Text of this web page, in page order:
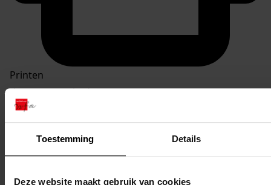
Toestemming Details
Deze website maakt gebruik van cookies
Printen
duurzaam webadres